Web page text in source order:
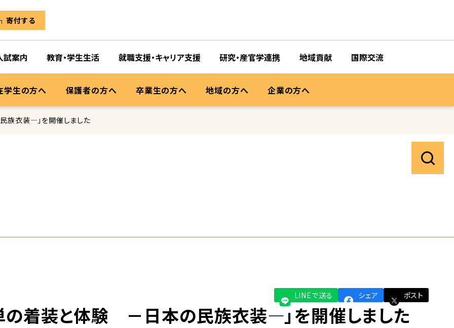
試案内 教育・学生生活 就職支援・キャリア支援 研究・産官学連携 地域貢献 国際交流
学生の方へ 保護者の方へ 卒業生の方へ 地域の方へ 企業の方へ
寄付する
族衣装―」を開催しました
の着装と体験 －日本の民族衣装―」を開催しました
LINEで送る シェア ポスト